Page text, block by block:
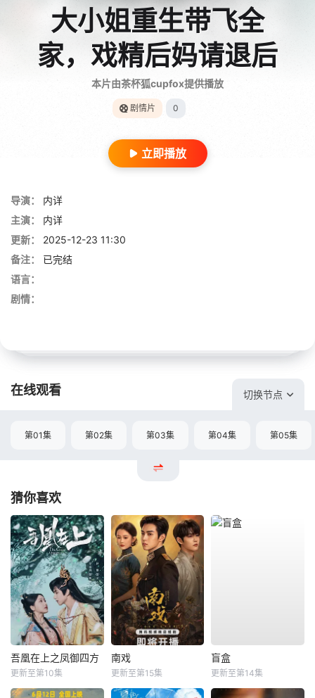
大小姐重生带飞全
家，戏精后妈请退后
本片由茶杯狐cupfox提供播放
剧情片 0
立即播放
导演：
内详
主演：
内详
更新：
2025-12-23 11:30
备注：
已完结
语言：
剧情：
在线观看 切换节点
第01集 第02集 第03集 第04集 第05集
猜你喜欢
吾凰在上之凤御四方
更新至第10集
南戏
更新至第15集
盲盒
更新至第14集